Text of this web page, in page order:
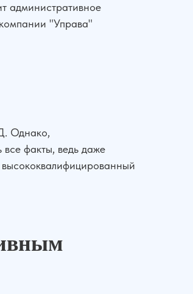
административное
"Управа"
Однако,
факты, ведь даже